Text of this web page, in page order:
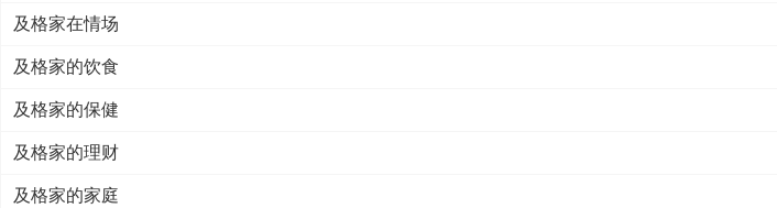
及格家在情场
及格家的饮食
及格家的保健
及格家的理财
及格家的家庭